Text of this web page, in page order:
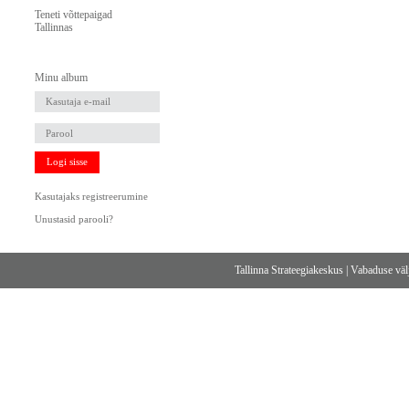
Teneti võttepaigad
Tallinnas
Minu album
Logi sisse
Kasutajaks registreerumine
Unustasid parooli?
Tallinna Strateegiakeskus |Vabaduse